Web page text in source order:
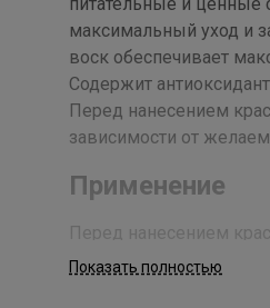
максимальный уход и
воск обеспечивает
Содержит
Перед нанесением
зависимости от
Применение
Перед нанесением
от желаемого
Показать полностью